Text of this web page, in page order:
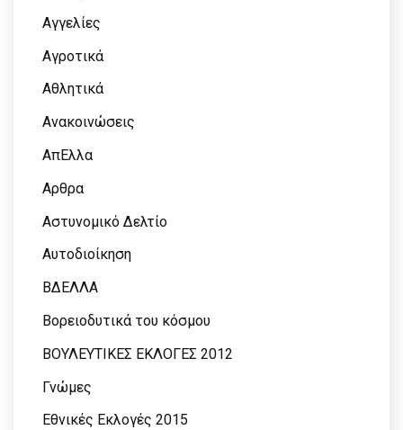
Αγγελίες
Αγροτικά
Αθλητικά
Ανακοινώσεις
ΑπΕλλα
Αρθρα
Αστυνομικό Δελτίο
Αυτοδιοίκηση
ΒΔΕΛΛΑ
Βορειοδυτικά του κόσμου
ΒΟΥΛΕΥΤΙΚΕΣ ΕΚΛΟΓΕΣ 2012
Γνώμες
Εθνικές Εκλογές 2015